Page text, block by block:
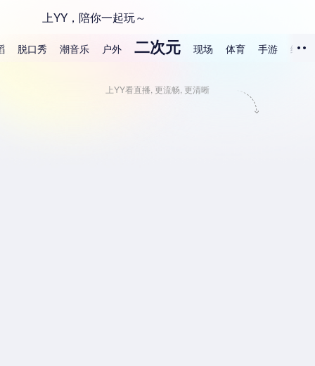
上YY，陪你一起玩～
脱口秀 潮音乐 户外 二次元 现场 体育 手游 综合
上YY看直播, 更流畅, 更清晰